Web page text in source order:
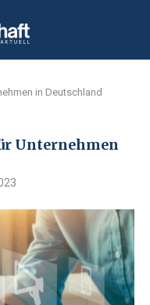
in Deutschland
Unternehmen